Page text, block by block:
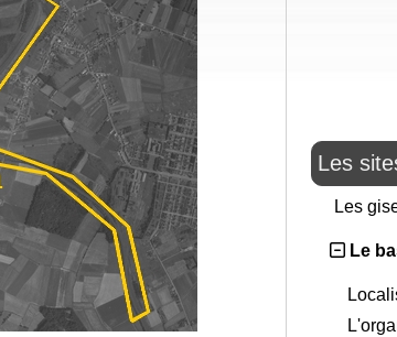
Les
Les
Le